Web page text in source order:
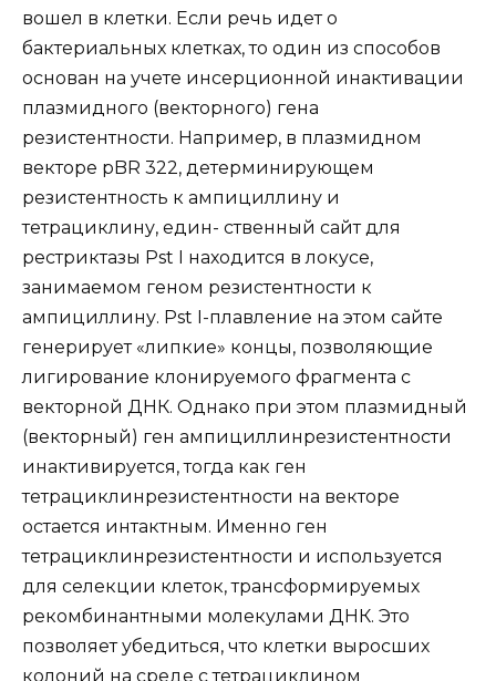
вошел в клетки. Если речь идет о
бактериальных клетках, то один из способов
основан на учете инсерционной инактивации
плазмидного (векторного) гена
резистентности. Например, в плазмидном
векторе pBR 322, детерминирующем
резистентность к ампициллину и
тетрациклину, един- ственный сайт для
рестриктазы Pst I находится в локусе,
занимаемом геном резистентности к
ампициллину. Pst I-плавление на этом сайте
генерирует «липкие» концы, позволяющие
лигирование клонируемого фрагмента с
векторной ДНК. Однако при этом плазмидный
(векторный) ген ампициллинрезистентности
инактивируется, тогда как ген
тетрациклинрезистентности на векторе
остается интактным. Именно ген
тетрациклинрезистентности и используется
для селекции клеток, трансформируемых
рекомбинантными молекулами ДНК. Это
позволяет убедиться, что клетки выросших
колоний на среде с тетрациклином